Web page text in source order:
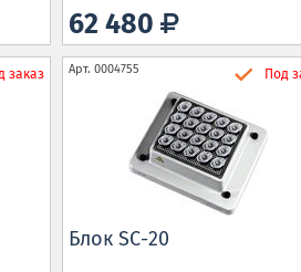
62 480
заказ Арт. 0004755 Под
Блок SC-20